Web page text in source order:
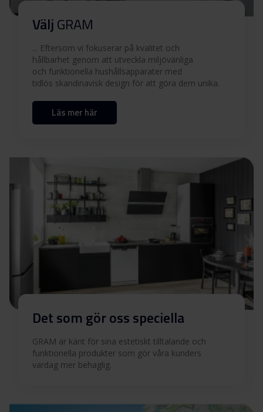
Produktbild EK 6610-90
Produktbild EK 6610-90 Ladda ner
Ladda ner alla (10)
VäljGRAM
... Eftersom vi fokuserar på kvalitet och
hållbarhet genom att utveckla miljövänliga
och funktionella hushållsapparater med
tidlös skandinavisk design för att göra dem unika.
Läs mer här
Det som gör oss speciella
GRAM är känt för sina estetiskt tilltalande och
funktionella produkter som gör våra kunders
vardag mer behaglig.